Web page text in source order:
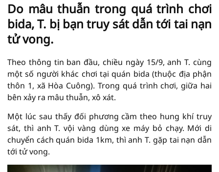
Do mâu thuẫn trong quá trình chơi
bida, T. bị bạn truy sát dẫn tới tai nạn
tử vong.
Theo thông tin ban đầu, chiều ngày 15/9, anh T. cùng
một số người khác chơi tại quán bida (thuộc địa phận
thôn 1, xã Hòa Cuông). Trong quá trình chơi, giữa hai
bên xảy ra mâu thuẫn, xô xát.
Một lúc sau thấy đối phương cầm theo hung khí truy
sát, thì anh T. vội vàng dùng xe máy bỏ chạy. Mới di
chuyển cách quán bida 1km, thì anh T. gặp tai nạn dẫn
tới tử vong.